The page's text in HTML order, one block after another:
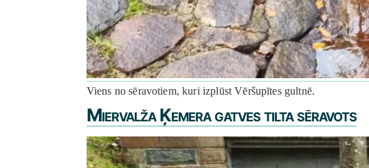
Viens no sēravotiem, kuri izplūst Vēršupītes gultnē.
Miervalža Ķemera gatves tilta sēravots